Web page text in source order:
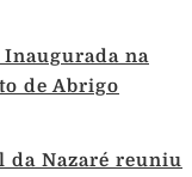
Inaugurada na
de Abrigo
da Nazaré reuniu